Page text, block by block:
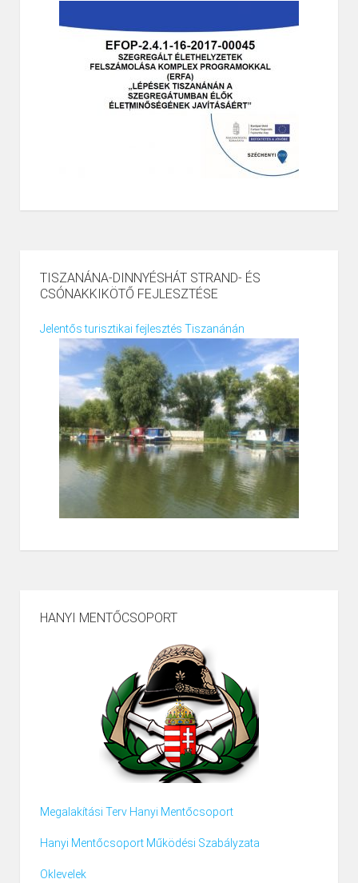
TISZANÁNA-DINNYÉSHÁT STRAND- ÉS
CSÓNAKKIKÖTŐ FEJLESZTÉSE
Jelentős turisztikai fejlesztés Tiszanánán
HANYI MENTŐCSOPORT
Megalakítási Terv Hanyi Mentőcsoport
Hanyi Mentőcsoport Működési Szabályzata
Oklevelek